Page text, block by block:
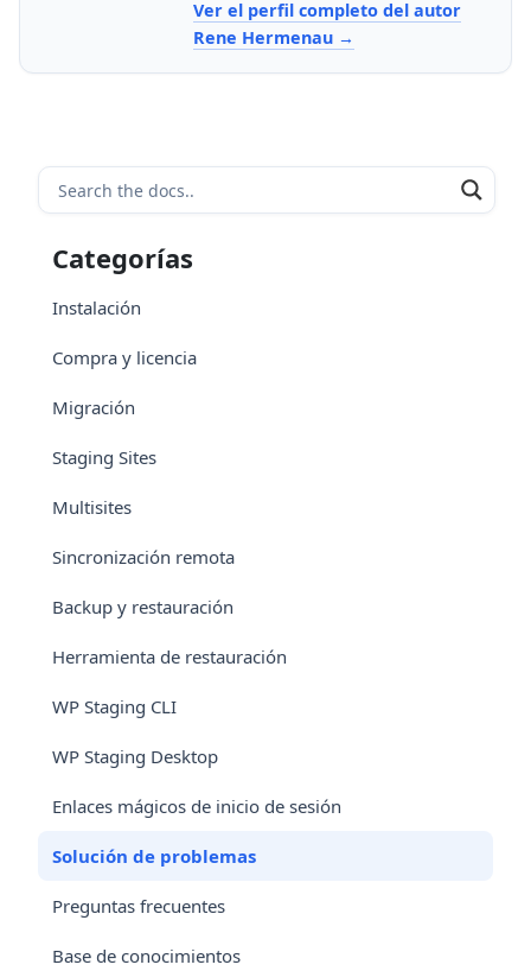
Ver el perfil completo del autor
Rene Hermenau
Categorías
Instalación
Compra y licencia
Migración
Staging Sites
Multisites
Sincronización remota
Backup y restauración
Herramienta de restauración
WP Staging CLI
WP Staging Desktop
Enlaces mágicos de inicio de sesión
Solución de problemas
Preguntas frecuentes
Base de conocimientos